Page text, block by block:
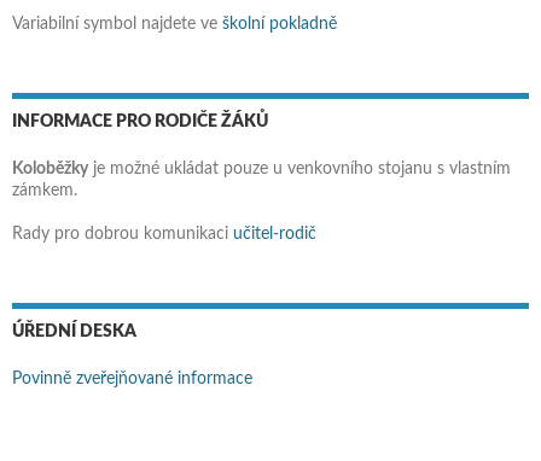
Variabilní symbol najdete ve školní pokladně
INFORMACE PRO RODIČE ŽÁKŮ
Koloběžkyje možné ukládat pouze u venkovního stojanu s vlastním
zámkem.
Rady pro dobrou komunikaci učitel-rodič
ÚŘEDNÍ DESKA
Povinně zveřejňované informace